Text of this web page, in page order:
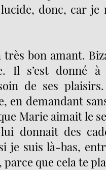
donc, car je
bon amant.
Il s’est donné
de ses
en demandant
Marie aimait le
donnait des
je suis là-bas,
que cela te